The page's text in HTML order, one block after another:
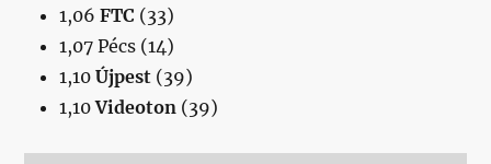
1,06FTC (33)
1,07 Pécs (14)
1,10Újpest (39)
1,10Videoton (39)